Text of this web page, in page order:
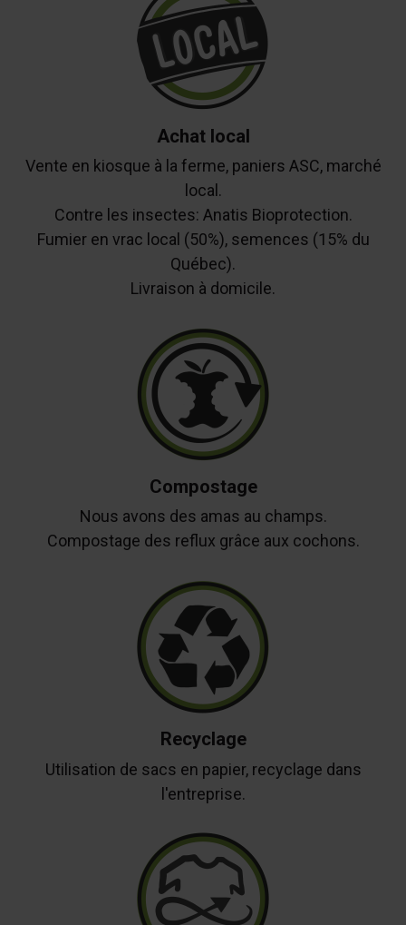
Achat local
Vente en kiosque à la ferme, paniers ASC, marché
local.
Contre les insectes: Anatis Bioprotection.
Fumier en vrac local (50%), semences (15% du
Québec).
Livraison à domicile.
Compostage
Nous avons des amas au champs.
Compostage des reflux grâce aux cochons.
Recyclage
Utilisation de sacs en papier, recyclage dans
l'entreprise.